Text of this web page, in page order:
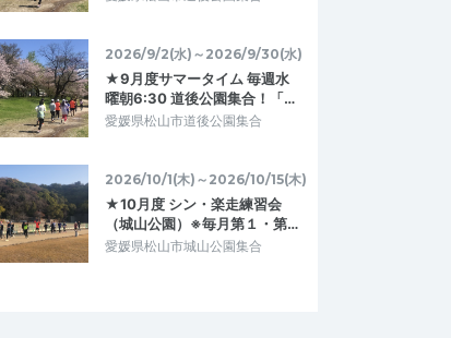
2026/9/2(水)～2026/9/30(水)
★9月度サマータイム 毎週水
曜朝6:30 道後公園集合！「…
愛媛県松山市道後公園集合
2026/10/1(木)～2026/10/15(木)
★10月度 シン・楽走練習会
（城山公園）※毎月第１・第…
愛媛県松山市城山公園集合